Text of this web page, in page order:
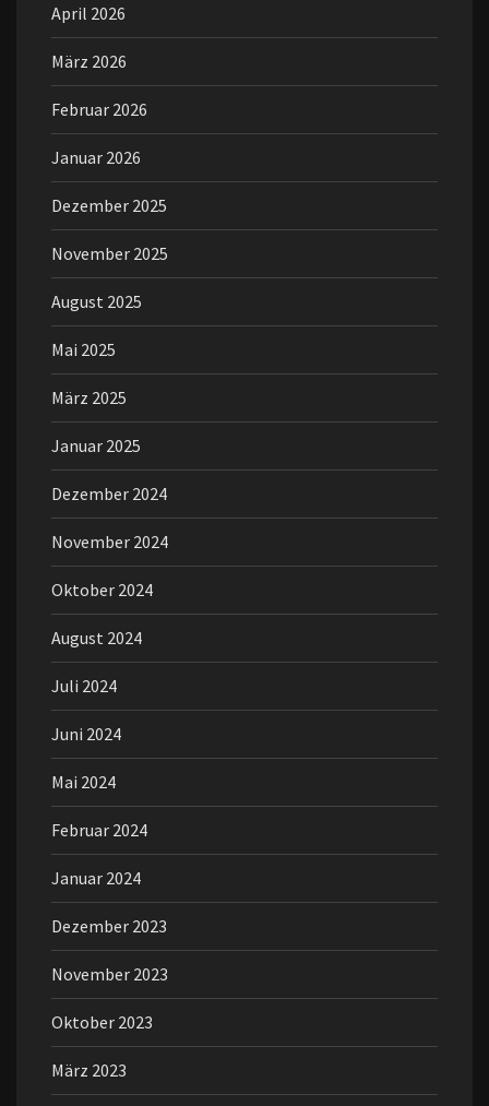
April 2026
März 2026
Februar 2026
Januar 2026
Dezember 2025
November 2025
August 2025
Mai 2025
März 2025
Januar 2025
Dezember 2024
November 2024
Oktober 2024
August 2024
Juli 2024
Juni 2024
Mai 2024
Februar 2024
Januar 2024
Dezember 2023
November 2023
Oktober 2023
März 2023